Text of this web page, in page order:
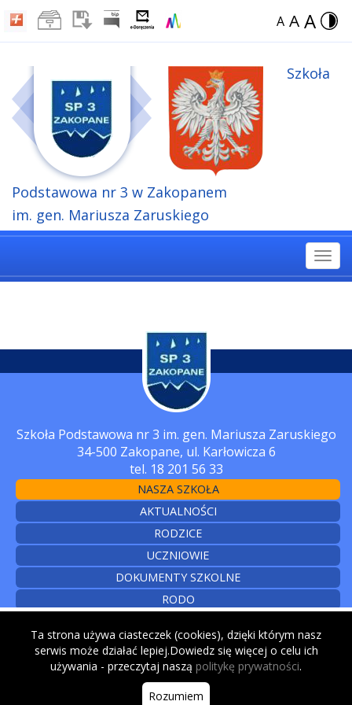
A A A
Szkoła
Podstawowa nr 3 w Zakopanem
im. gen. Mariusza Zaruskiego
Szkoła Podstawowa nr 3 im. gen. Mariusza Zaruskiego
34-500 Zakopane, ul. Karłowicza 6
tel. 18 201 56 33
NASZA SZKOŁA
AKTUALNOŚCI
RODZICE
UCZNIOWIE
DOKUMENTY SZKOLNE
RODO
KONTAKT
© 2026
Ta strona używa ciasteczek (cookies), dzięki którym nasz
serwis może działać lepiej.Dowiedz się więcej o celu ich
używania - przeczytaj naszą politykę prywatności.
Rozumiem